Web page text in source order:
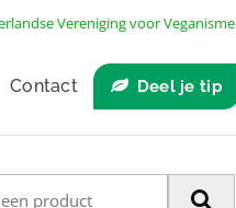
Vereniging voor Veganisme
Contact Deel je tip